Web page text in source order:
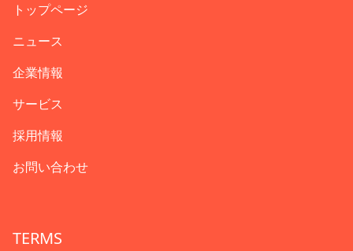
トップページ
ニュース
企業情報
サービス
採用情報
お問い合わせ
TERMS